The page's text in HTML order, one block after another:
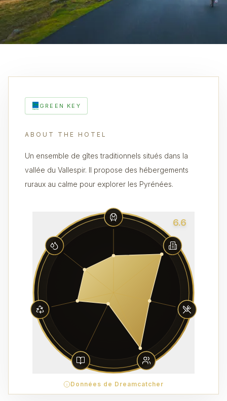
GREEN KEY
ABOUT THE HOTEL
Un ensemble de gîtes traditionnels situés dans la
vallée du Vallespir. Il propose des hébergements
ruraux au calme pour explorer les Pyrénées.
6.6
Données de Dreamcatcher